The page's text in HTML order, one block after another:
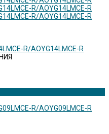
R/AOYG14LMCE-R